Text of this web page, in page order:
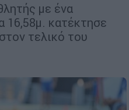
με ένα
16,58μ. κατέκτησε
τελικό του